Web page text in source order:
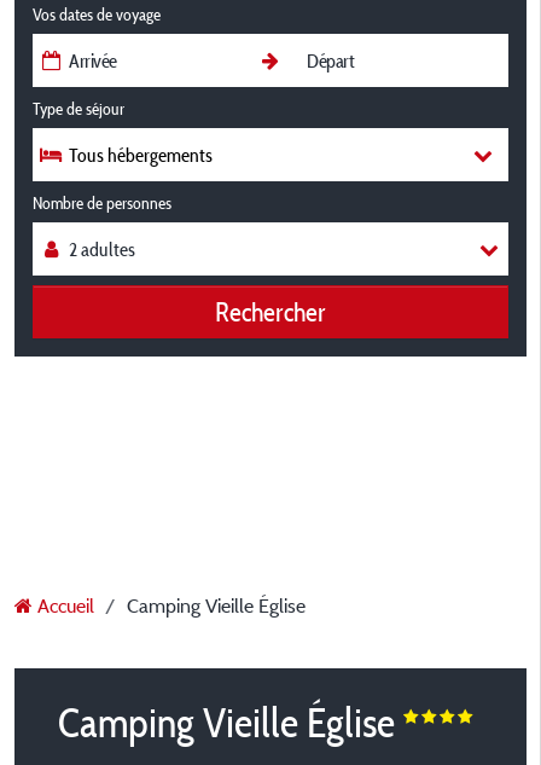
Vos dates de voyage
Type de séjour
Tous hébergements
Nombre de personnes
Rechercher
Accueil Camping Vieille Église
Camping Vieille Église